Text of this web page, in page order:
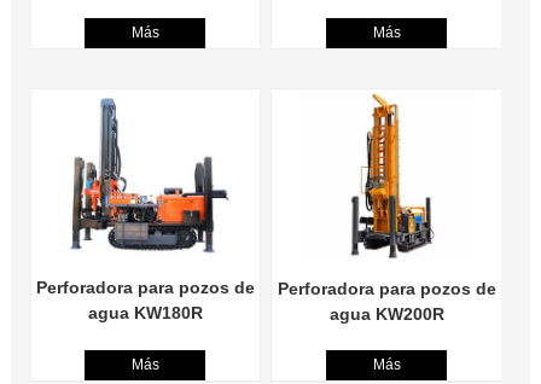
Más Más
Perforadora para pozos de
agua KW180R
Más
Perforadora para pozos de
agua KW200R
Más